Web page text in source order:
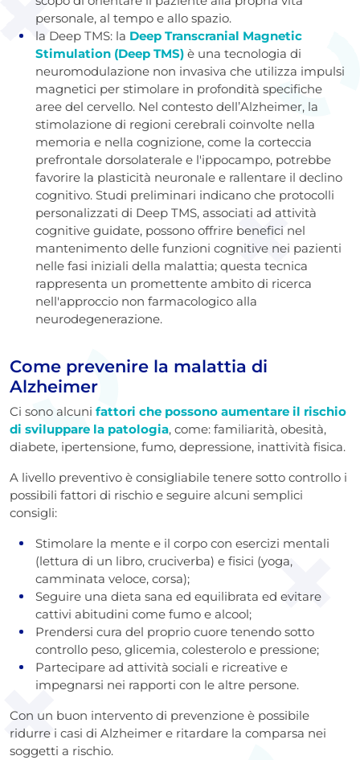
personale, al tempo e allo spazio.
la Deep TMS: la Deep Transcranial Magnetic
Stimulation (Deep TMS) è una tecnologia di
neuromodulazione non invasiva che utilizza impulsi
magnetici per stimolare in profondità specifiche
aree del cervello. Nel contesto dell’Alzheimer, la
stimolazione di regioni cerebrali coinvolte nella
memoria e nella cognizione, come la corteccia
prefrontale dorsolaterale e l'ippocampo, potrebbe
favorire la plasticità neuronale e rallentare il declino
cognitivo. Studi preliminari indicano che protocolli
personalizzati di Deep TMS, associati ad attività
cognitive guidate, possono offrire benefici nel
mantenimento delle funzioni cognitive nei pazienti
nelle fasi iniziali della malattia; questa tecnica
rappresenta un promettente ambito di ricerca
nell'approccio non farmacologico alla
neurodegenerazione.
Come prevenire la malattia di
Alzheimer
Ci sono alcuni fattori che possono aumentare il rischio
di sviluppare la patologia, come: familiarità, obesità,
diabete, ipertensione, fumo, depressione, inattività fisica.
A livello preventivo è consigliabile tenere sotto controllo i
possibili fattori di rischio e seguire alcuni semplici
consigli:
Stimolare la mente e il corpo con esercizi mentali
(lettura di un libro, cruciverba) e fisici (yoga,
camminata veloce, corsa);
Seguire una dieta sana ed equilibrata ed evitare
cattivi abitudini come fumo e alcool;
Prendersi cura del proprio cuore tenendo sotto
controllo peso, glicemia, colesterolo e pressione;
Partecipare ad attività sociali e ricreative e
impegnarsi nei rapporti con le altre persone.
Con un buon intervento di prevenzione è possibile
ridurre i casi di Alzheimer e ritardare la comparsa nei
soggetti a rischio.